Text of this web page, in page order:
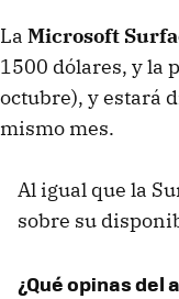
La Microsoft
1500 dólares, y la
octubre), y estará
mismo mes.
Al igual que la
sobre su
¿Qué opinas del